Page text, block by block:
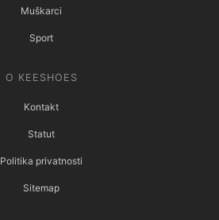
Muškarci
Sport
O KEESHOES
Kontakt
Statut
Politika privatnosti
Sitemap